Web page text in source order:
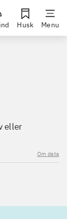
Husk Menu
eller
Om data